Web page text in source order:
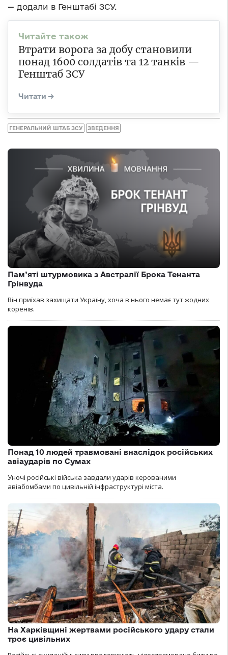
— додали в Генштабі ЗСУ.
Втрати ворога за добу становили
понад 1600 солдатів та 12 танків —
Генштаб ЗСУ
ГЕНЕРАЛЬНИЙ ШТАБ ЗСУ ЗВЕДЕННЯ
Пам’яті штурмовика з Австралії Брока Тенанта
Грінвуда
Він приїхав захищати Україну, хоча в нього немає тут жодних
коренів.
Понад 10 людей травмовані внаслідок російських
авіаударів по Сумах
Уночі російські війська завдали ударів керованими
авіабомбами по цивільній інфраструктурі міста.
На Харківщині жертвами російського удару стали
троє цивільних